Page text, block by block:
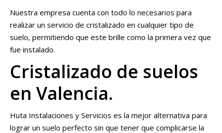
Nuestra empresa cuenta con todo lo necesarios para
realizar un servicio de cristalizado en cualquier tipo de
suelo, permitiendo que este brille como la primera vez que
fue instalado.
Cristalizado de suelos
en Valencia.
Huta Instalaciones y Servicios es la mejor alternativa para
lograr un suelo perfecto sin que tener que complicarse la